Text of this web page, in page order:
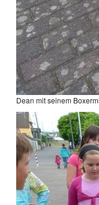
Dean mit seinem